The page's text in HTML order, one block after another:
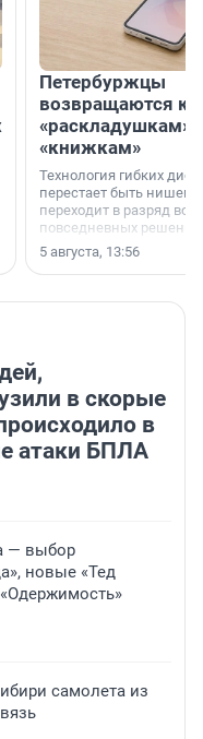
Петербуржцы
возвращаются к
«раскладушкам»
«книжкам»
Технология гибких
перестает быть
переходит в разряд
повседневных
5 августа, 13:56
в скорые
в
атаки БПЛА
— выбор
новые «Тед
самолета из